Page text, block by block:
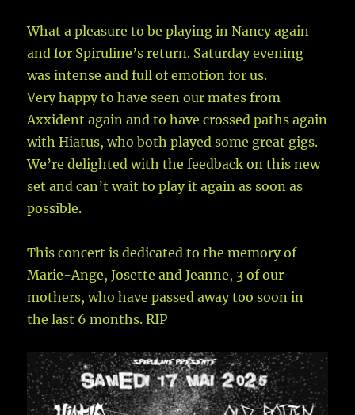
What a pleasure to be playing in Nancy again
and for Spiruline’s return. Saturday evening
was intense and full of emotion for us.
Very happy to have seen our mates from
Axxident again and to have crossed paths again
with Hiatus, who both played some great gigs.
We’re delighted with the feedback on this new
set and can’t wait to play it again as soon as
possible.
This concert is dedicated to the memory of
Marie-Ange, Josette and Jeanne, 3 of our
mothers, who have passed away too soon in
the last 6 months. RIP